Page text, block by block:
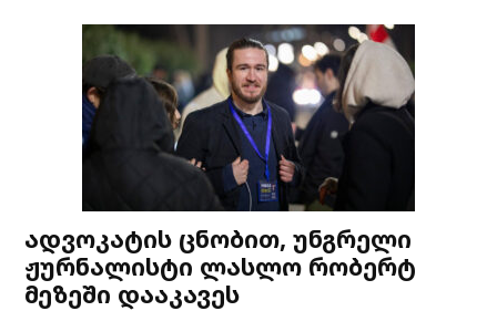
ადვოკატის ცნობით, უნგრელი
ჟურნალისტი ლასლო რობერტ
მეზეში დააკავეს